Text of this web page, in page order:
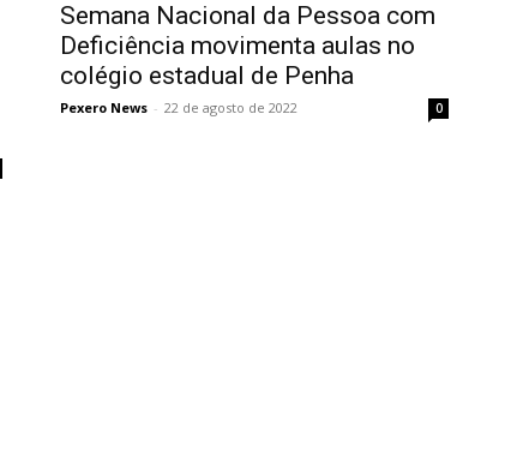
Semana Nacional da Pessoa com
Deficiência movimenta aulas no
colégio estadual de Penha
Pexero News - 22 de agosto de 2022 0